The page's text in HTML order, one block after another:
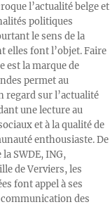
l’actualité belge et
politiques
le sens de la
elles font l’objet. Faire
est la marque de
permet au
regard sur l’actualité
une lecture au
et à la qualité de
enthousiaste. De
SWDE, ING,
de Verviers, les
font appel à ses
des